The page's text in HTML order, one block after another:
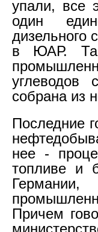
упали, все
один
дизельного
в ЮАР.
углеводов
собрана из
Последние
нее -
топливе и
Причем